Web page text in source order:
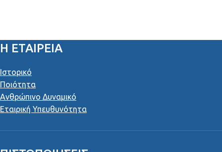
Η ΕΤΑΙΡΕΙΑ
Ιστορικό
Ποιότητα
Ανθρώπινο Δυναμικό
Εταιρική Υπευθυνότητα